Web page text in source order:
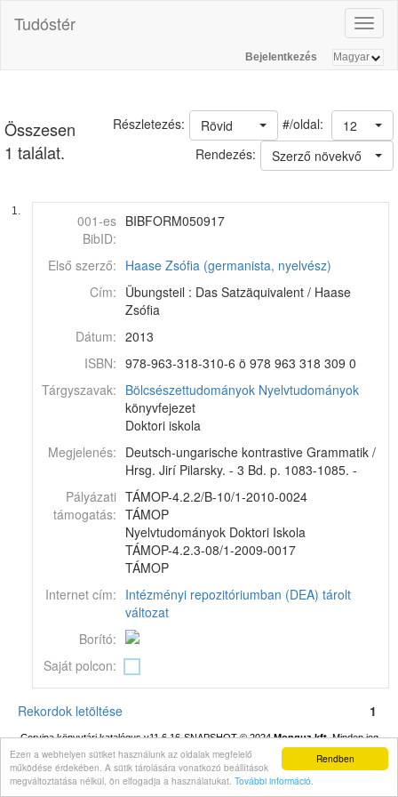
Rendben
Ezen a webhelyen sütiket használunk az oldalak megfelelő
működése érdekében. A sütik tárolására vonatkozó beállítások
megváltoztatása nélkül, ön elfogadja a használatukat. További információ.
Tudóstér
Bejelentkezés
Összesen
1 találat.
#/oldal: 12
Rövid
Részletezés:
Rendezés:
Szerző növekvő
1.
001-es
BibID:
BIBFORM050917
Első szerző: Haase Zsófia (germanista, nyelvész)
Cím: Übungsteil : Das Satzäquivalent / Haase
Zsófia
Dátum: 2013
ISBN: 978-963-318-310-6 ö 978 963 318 309 0
Tárgyszavak: Bölcsészettudományok Nyelvtudományok
könyvfejezet
Doktori iskola
Megjelenés: Deutsch-ungarische kontrastive Grammatik /
Hrsg. Jirí Pilarsky. - 3 Bd. p. 1083-1085. -
Pályázati
támogatás:
TÁMOP-4.2.2/B-10/1-2010-0024
TÁMOP
Nyelvtudományok Doktori Iskola
TÁMOP-4.2.3-08/1-2009-0017
TÁMOP
Internet cím: Intézményi repozitóriumban (DEA) tárolt
változat
Borító:
Saját polcon:
Rekordok letöltése 1
Corvina könyvtári katalógus v11.6.16-SNAPSHOT© 2024Monguz kft.Minden jog
fenntartva.